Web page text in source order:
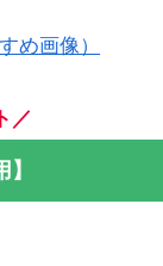
め画像）
／